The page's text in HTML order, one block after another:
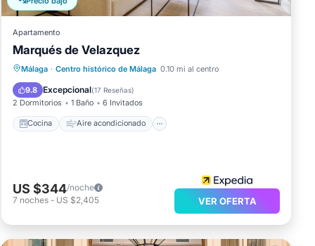
Apartamento
Marqués de Velazquez
Málaga · Centro histórico de Málaga 0.10 mi al centro
9.8 Excepcional(17 Reseñas)
2 Dormitorios 1 Baño 6 Invitados
Cocina Aire acondicionado
Cocina Aire acondicionado
Internet
Se admiten mascotas
US $344/noche
7 noches - US $2,405 VER OFERTA